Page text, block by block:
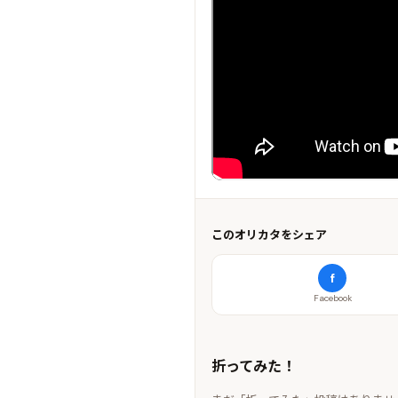
このオリカタをシェア
f
Facebook
折ってみた！